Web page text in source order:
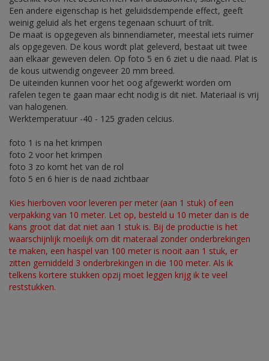
Een andere eigenschap is het geluidsdempende effect, geeft
weinig geluid als het ergens tegenaan schuurt of trilt.
De maat is opgegeven als binnendiameter, meestal iets ruimer
als opgegeven. De kous wordt plat geleverd, bestaat uit twee
aan elkaar geweven delen. Op foto 5 en 6 ziet u die naad. Plat is
de kous uitwendig ongeveer 20 mm breed.
De uiteinden kunnen voor het oog afgewerkt worden om
rafelen tegen te gaan maar echt nodig is dit niet. Materiaal is vrij
van halogenen.
Werktemperatuur -40 - 125 graden celcius.
foto 1 is na het krimpen
foto 2 voor het krimpen
foto 3 zo komt het van de rol
foto 5 en 6 hier is de naad zichtbaar
Kies hierboven voor leveren per meter (aan 1 stuk) of een
verpakking van 10 meter. Let op, besteld u 10 meter dan is de
kans groot dat dat niet aan 1 stuk is. Bij de productie is het
waarschijnlijk moeilijk om dit materaal zonder onderbrekingen
te maken, een haspel van 100 meter is nooit aan 1 stuk, er
zitten gemiddeld 3 onderbrekingen in die 100 meter. Als ik
telkens kortere stukken opzij moet leggen krijg ik te veel
reststukken.